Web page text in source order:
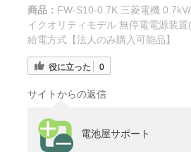
商品： FW-S10-0.7K 三菱電機
イクオリティモデル 無停電電源装
給電方式【法人のみ購入可能品】
役に立った 0
サイトからの返信
電池屋サポート